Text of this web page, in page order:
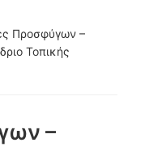
Προσφύγων –
Τοπικής
–